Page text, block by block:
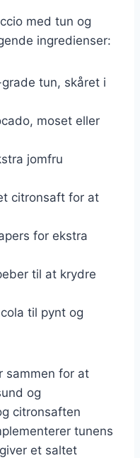
med tun og
ingredienser:
tun, skåret i
moset eller
jomfru
citronsaft for at
for ekstra
til at krydre
til pynt og
sammen for at
og
citronsaften
tunens
et saltet